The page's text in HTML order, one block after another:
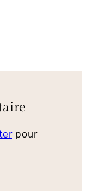
pour